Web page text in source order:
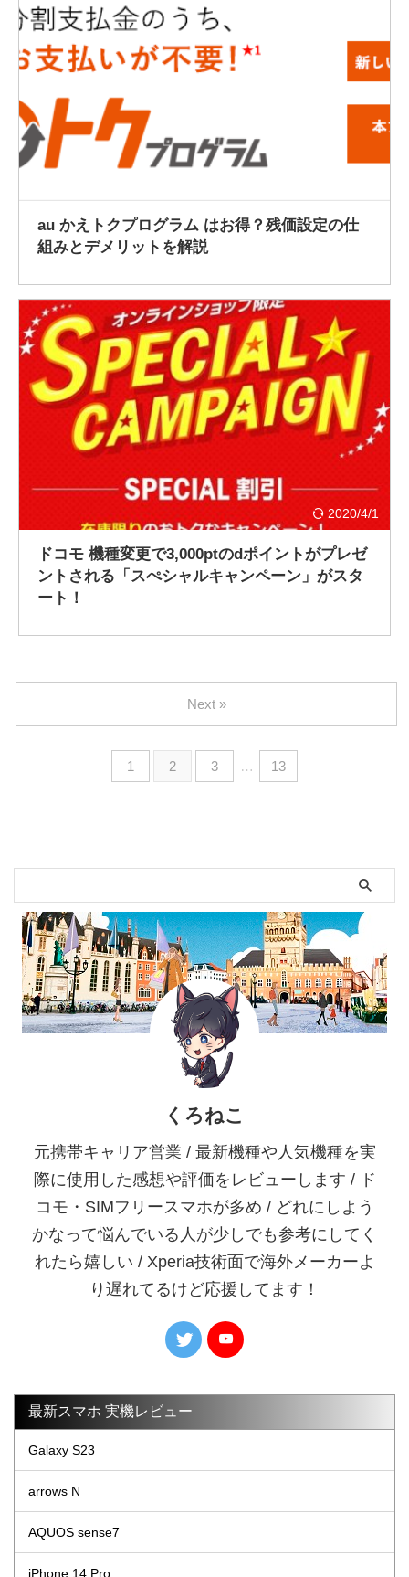
au かえトクプログラム はお得？残価設定の仕
組みとデメリットを解説
2020/4/1
ドコモ 機種変更で3,000ptのdポイントがプレゼ
ントされる「スぺシャルキャンペーン」がスタ
ート！
1 2 3 … 13
Next »
くろねこ
元携帯キャリア営業 / 最新機種や人気機種を実
際に使用した感想や評価をレビューします / ド
コモ・SIMフリースマホが多め / どれにしよう
かなって悩んでいる人が少しでも参考にしてく
れたら嬉しい / Xperia技術面で海外メーカーよ
り遅れてるけど応援してます！
最新スマホ 実機レビュー
Galaxy S23
arrows N
AQUOS sense7
iPhone 14 Pro